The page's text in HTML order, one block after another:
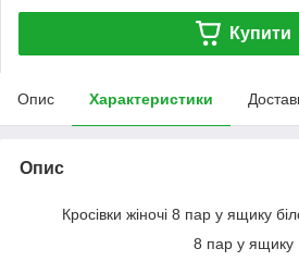
Купити
Опис Характеристики
Опис
Кросівки жіночі 8 пар у ящику
8 пар у ящику